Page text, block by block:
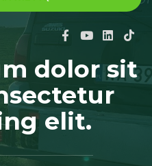
dolor sit
elit.